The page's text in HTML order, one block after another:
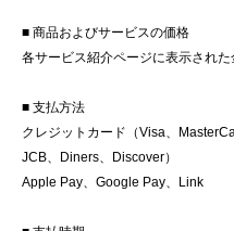
■ 商品およびサービスの価格
各サービス紹介ページに表示された
■ 支払方法
クレジットカード（Visa、
JCB、Diners、Discover）
Apple Pay、Google Pay、Link